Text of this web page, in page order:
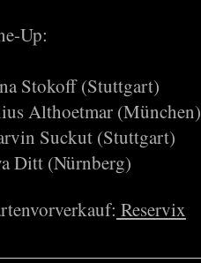
Up:
Stokoff (Stuttgart)
Althoetmar (München)
Suckut (Stuttgart)
Ditt (Nürnberg)
Reservix